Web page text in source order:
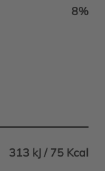
8%
313 kJ / 75 Kcal